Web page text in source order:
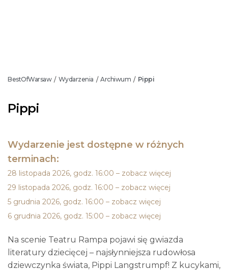
BestOfWarsaw / Wydarzenia / Archiwum / Pippi
Pippi
Wydarzenie jest dostępne w różnych
terminach:
28 listopada 2026, godz. 16:00 – zobacz więcej
29 listopada 2026, godz. 16:00 – zobacz więcej
5 grudnia 2026, godz. 16:00 – zobacz więcej
6 grudnia 2026, godz. 15:00 – zobacz więcej
Na scenie Teatru Rampa pojawi się gwiazda
literatury dziecięcej – najsłynniejsza rudowłosa
dziewczynka świata, Pippi Langstrumpf! Z kucykami,